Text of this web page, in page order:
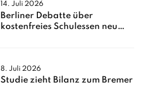
14. Juli 2026
Berliner Debatte über
kostenfreies Schulessen neu
8. Juli 2026
Studie zieht Bilanz zum Bremer